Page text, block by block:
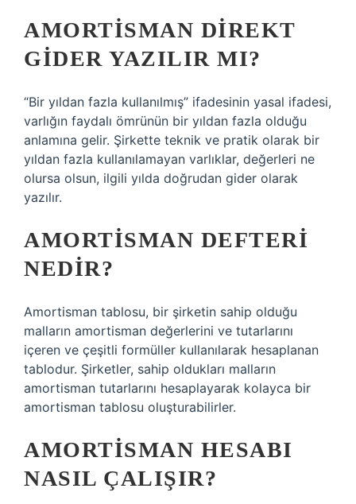
AMORTISMAN DIREKT
GIDER YAZILIR MI?
“Bir yıldan fazla kullanılmış” ifadesinin yasal ifadesi,
varlığın faydalı ömrünün bir yıldan fazla olduğu
anlamına gelir. Şirkette teknik ve pratik olarak bir
yıldan fazla kullanılamayan varlıklar, değerleri ne
olursa olsun, ilgili yılda doğrudan gider olarak
yazılır.
AMORTISMAN DEFTERI
NEDIR?
Amortisman tablosu, bir şirketin sahip olduğu
malların amortisman değerlerini ve tutarlarını
içeren ve çeşitli formüller kullanılarak hesaplanan
tablodur. Şirketler, sahip oldukları malların
amortisman tutarlarını hesaplayarak kolayca bir
amortisman tablosu oluşturabilirler.
AMORTISMAN HESABI
NASIL ÇALIŞIR?